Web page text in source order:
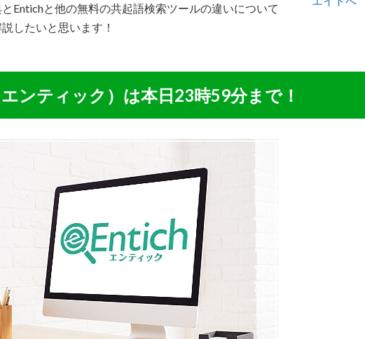
Entichと他の無料の共起語検索ツールの違いについて
したいと思います！
ンティック）は本日23時59分まで！